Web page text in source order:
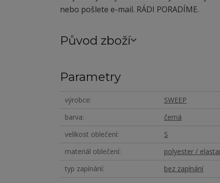
nebo pošlete e-mail. RÁDI PORADÍME.
Původ zboží
Parametry
výrobce
SWEEP
barva
černá
velikost oblečení
S
materiál oblečení
polyester /
typ zapínání
bez zapínání